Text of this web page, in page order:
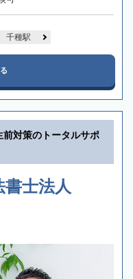
千種駅
前対策のトータルサポ
書士法人